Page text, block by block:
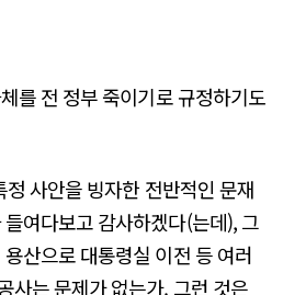
를 전 정부 죽이기로 규정하기도
사안을 빙자한 전반적인 문재
여다보고 감사하겠다(는데), 그
산으로 대통령실 이전 등 여러
사는 문제가 없는가. 그런 것은